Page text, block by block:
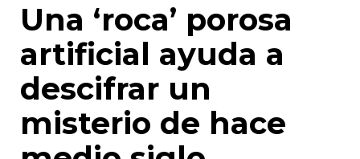
Una ‘roca’ porosa
artificial ayuda a
descifrar un
misterio de hace